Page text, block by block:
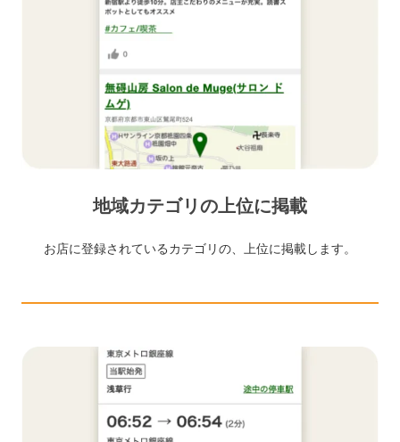
地域カテゴリの上位に掲載
お店に登録されているカテゴリの、上位に掲載します。